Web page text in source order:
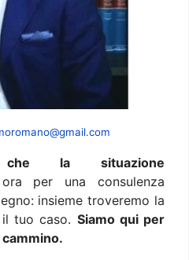
la situazione
per una consulenza
insieme troveremo la
tuo caso. Siamo qui per